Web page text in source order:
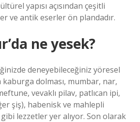
yapısı açısından çeşitli
ve antik eserler ön plandadır.
ne yesek?
deneyebileceğiniz yöresel
kaburga dolması, mumbar, nar,
vevaklı pilav, patlıcan ipi,
şiş), habenisk ve mahlepli
lezzetler yer alıyor. Son olarak